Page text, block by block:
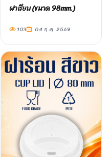
ฝาเรียบ (ขนาด 98mm.)
103 04 ก.ค. 2569